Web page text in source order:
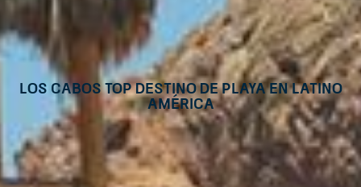
Los Cabos top destino de playa en Latino
América